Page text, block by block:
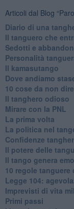
Articoli dal Blog
Diario di una
Il tanguero che
Sedotti e
Personalità
Il kamasutango
Dove andiamo
10 cose da non
Il tanghero odioso
Mirare con la PNL
La prima volta
La politica nel
Confidenze
Il potere delle
Il tango genera
10 regole tanguere
Legge 104:
Imprevisti di vita
Primi passi